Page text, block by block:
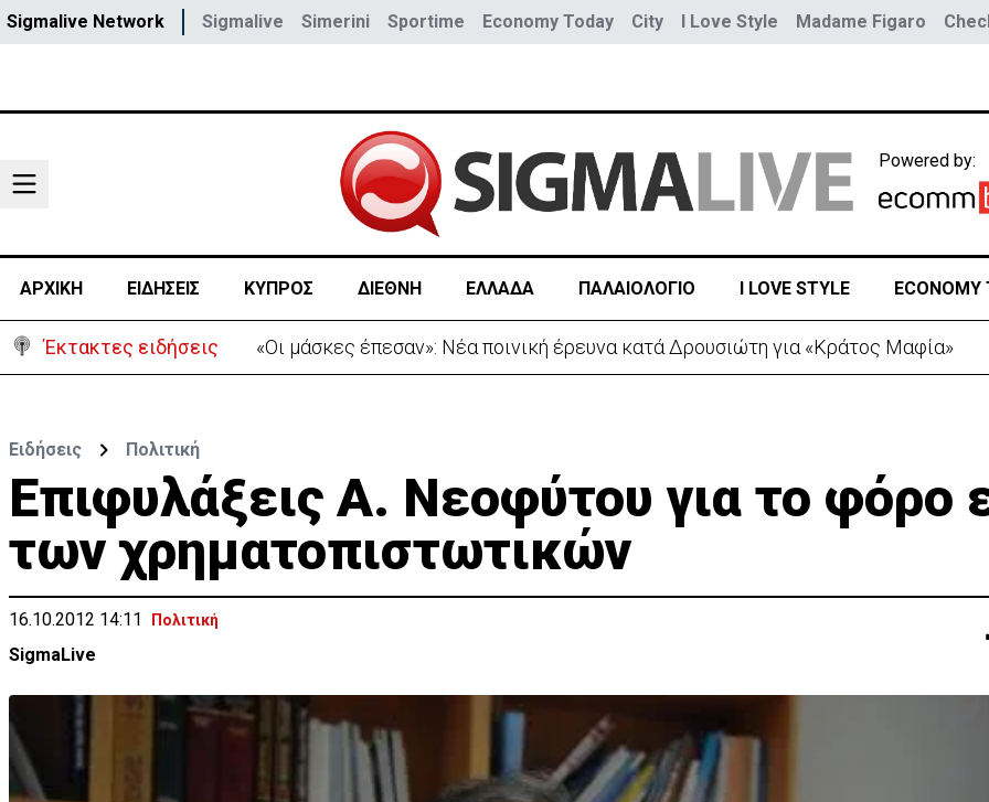
Sigmalive Network Sigmalive Simerini Sportime Economy Today City I Love Style Madame Figaro
Powered by:
ΑΡΧΙΚΗ ΕΙΔΗΣΕΙΣ ΚΥΠΡΟΣ ΔΙΕΘΝΗ ΕΛΛΑΔΑ ΠΑΛΑΙΟΛΟΓΙΟ I LOVE STYLE ECONOMY
Έκτακτες ειδήσεις «Πόλεμος» Σάντσεθ-Μελόνι λόγω της Θέουτα: Ελέγχους και από Ισπανία στα
Ειδήσεις Πολιτική
Επιφυλάξεις Α. Νεοφύτου για το φόρο
των χρηματοπιστωτικών
16.10.2012 14:11 Πολιτική
SigmaLive